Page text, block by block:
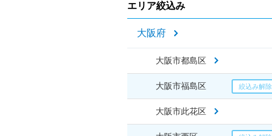
エリア絞込み
大阪府
大阪市都島区
大阪市福島区
大阪市此花区